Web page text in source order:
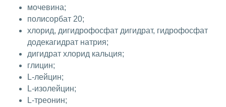
мочевина;
полисорбат 20;
хлорид, дигидрофосфат дигидрат, гидрофосфат
додекагидрат натрия;
дигидрат хлорид кальция;
глицин;
L-лейцин;
L-изолейцин;
L-треонин;